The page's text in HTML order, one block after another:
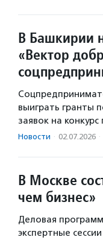
В Башкирии
«Вектор
выиграть гранты
заявок на
Новости · 02.07.2026 ·
В Москве
чем бизнес»
Деловая
экспертные